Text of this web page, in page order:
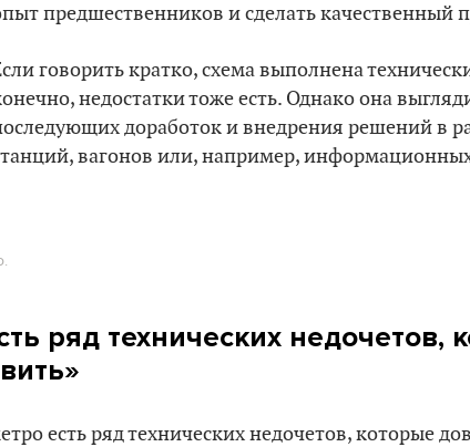
предшественников и сделать качественный
говорить кратко, схема выполнена
недостатки тоже есть. Однако она
доработок и внедрения решений в
вагонов или, например,
ряд технических недочетов,
есть ряд технических недочетов, которые